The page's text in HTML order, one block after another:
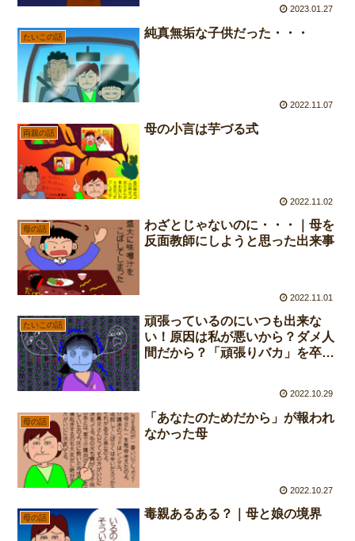
2023.01.27
たいこの話 純真無垢な子供だった・・・
2022.11.07
両親の話 母の小言は芋づる式
2022.11.02
母の話
わざとじゃないのに・・・｜母を
反面教師にしようと思った出来事
2022.11.01
たいこの話
頑張っているのにいつも出来な
い！原因は私が悪いから？ダメ人
間だから？「頑張りバカ」を卒業
2022.10.29
母の話
「あなたのためだから」が報われ
なかった母
2022.10.27
母の話 毒親あるある？｜母と娘の境界